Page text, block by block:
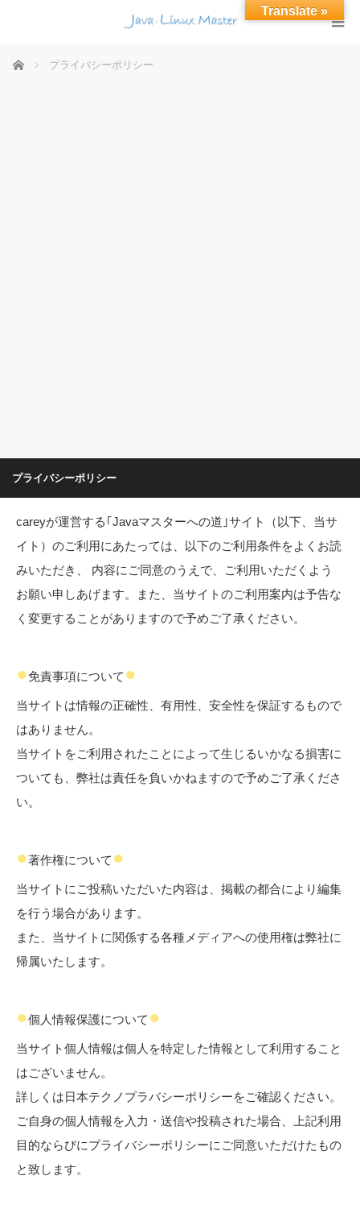
ホーム プライバシーポリシー
プライバシーポリシー
careyが運営する｢Javaマスターへの道｣サイト（以下、当サ
イト）のご利用にあたっては、以下のご利用条件をよくお読
みいただき、 内容にご同意のうえで、ご利用いただくよう
お願い申しあげます。また、当サイトのご利用案内は予告な
く変更することがありますので予めご了承ください。
●免責事項について ●
当サイトは情報の正確性、有用性、安全性を保証するもので
はありません。
当サイトをご利用されたことによって生じるいかなる損害に
ついても、弊社は責任を負いかねますので予めご了承くださ
い。
●著作権について ●
当サイトにご投稿いただいた内容は、掲載の都合により編集
を行う場合があります。
また、当サイトに関係する各種メディアへの使用権は弊社に
帰属いたします。
●個人情報保護について ●
当サイト個人情報は個人を特定した情報として利用すること
はございません。
詳しくは日本テクノプラバシーポリシーをご確認ください。
ご自身の個人情報を入力・送信や投稿された場合、上記利用
目的ならびにプライバシーポリシーにご同意いただけたもの
と致します。
Translate »